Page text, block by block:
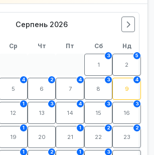
Серпень 2026
Ср Чт Пт Сб Нд
1
3
2
5
5
4
6
2
7
4
8
3
9
4
12
1
13
3
14
4
15
3
16
3
19
1
20 21
1
22
2
23
2
1 2 1 3